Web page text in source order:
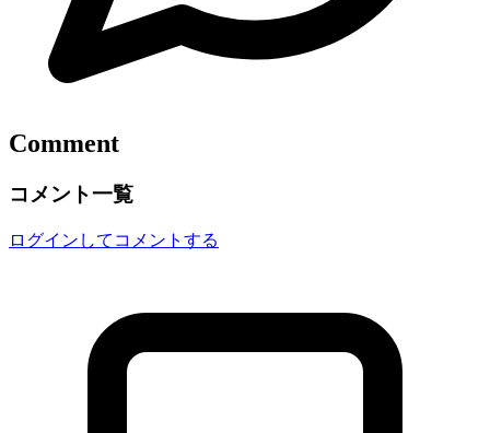
Comment
コメント一覧
ログインしてコメントする